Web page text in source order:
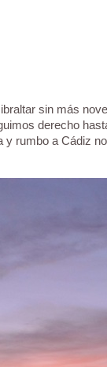
sin más
derecho
y rumbo a Cádiz